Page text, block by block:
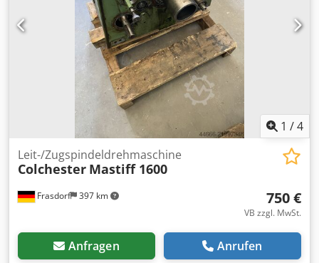
1 /4
Frasdorf 397 km
Leit-/Zugspindeldrehmaschine
Colchester Mastiff 1600
750 €
VB zzgl. MwSt.
Anfragen Anrufen